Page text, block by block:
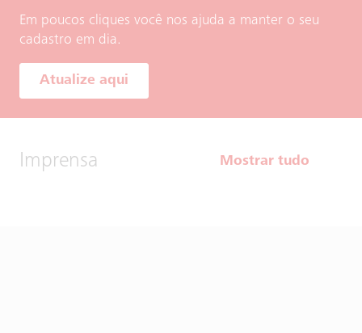
Em poucos cliques você nos ajuda a manter o seu
cadastro em dia.
Atualize aqui
Imprensa Mostrar tudo